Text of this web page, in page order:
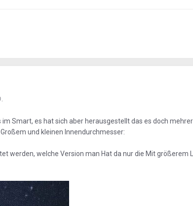
Smart, es hat sich aber herausgestellt das es doch
und kleinen Innendurchmesser:
werden, welche Version man Hat da nur die Mit größerem